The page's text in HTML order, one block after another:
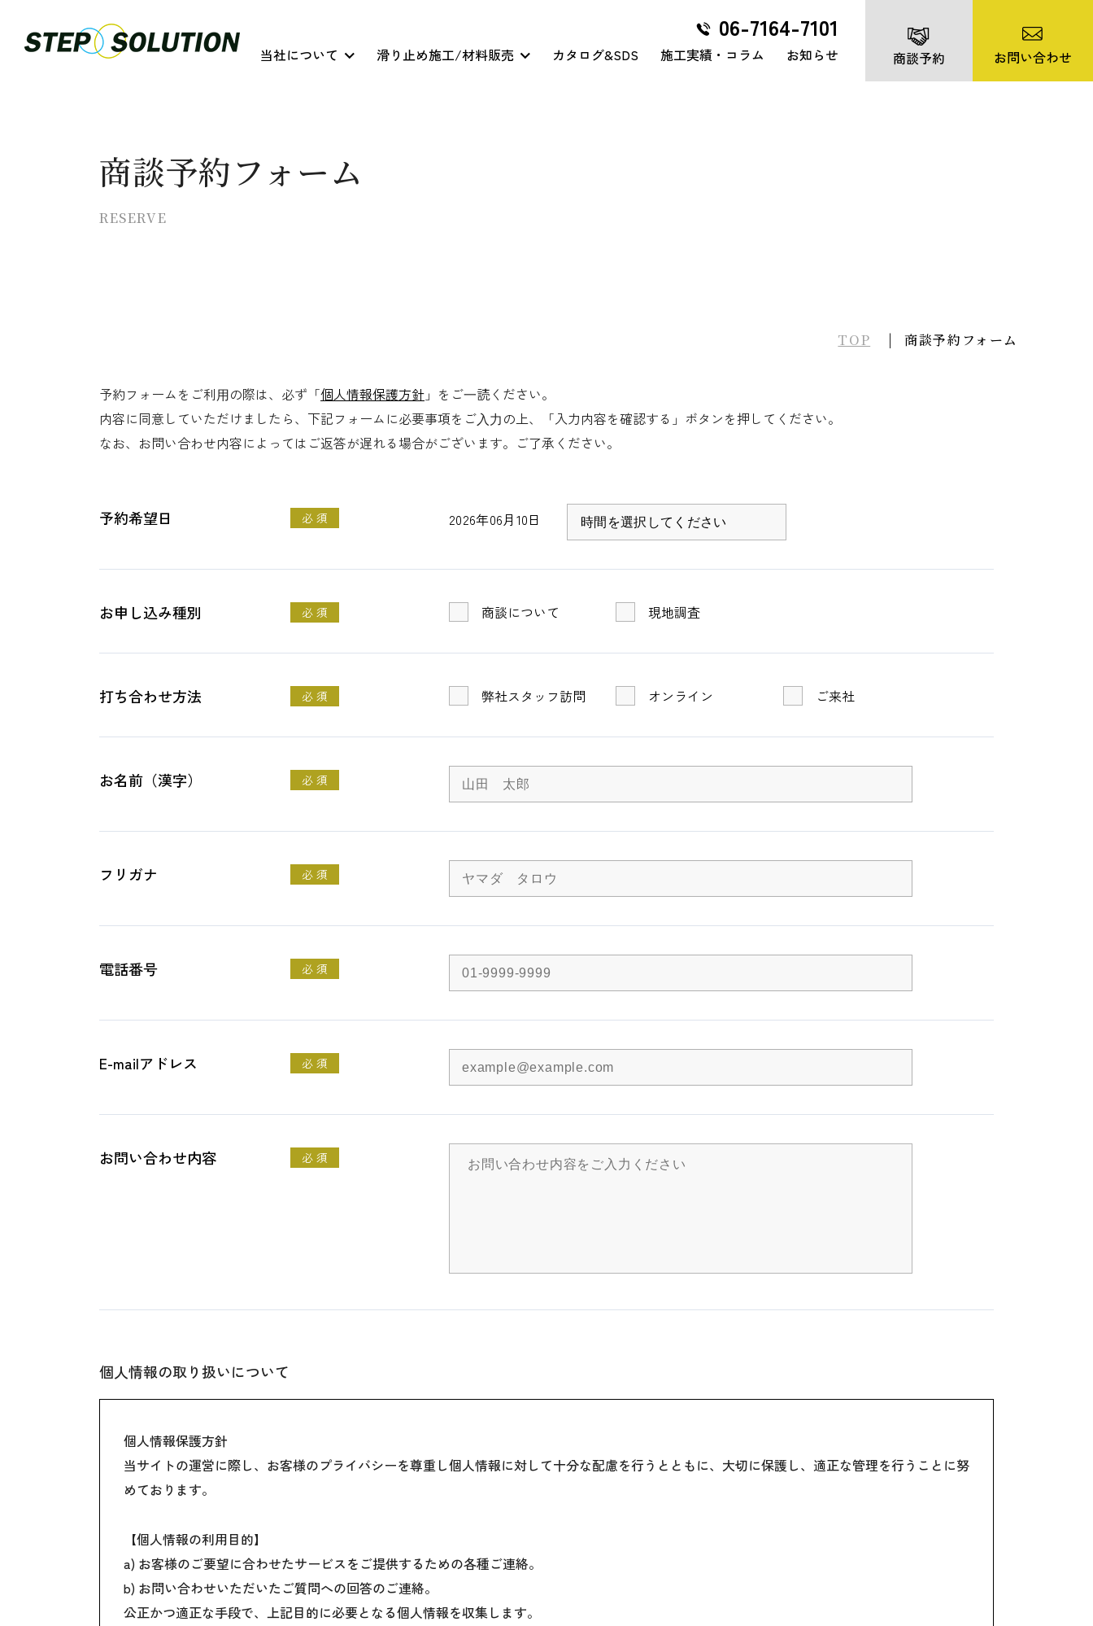
06-7164-7101
当社について 滑り止め施工/材料販売 カタログ&SDS 施工実績・コラム お知らせ 商談予約 お問い合わせ
商談予約フォーム
RESERVE
TOP 商談予約フォーム
予約フォームをご利⽤の際は、必ず「個人情報保護方針 」をご⼀読ください。
内容に同意していただけましたら、下記フォームに必要事項をご⼊⼒の上、「入力内容を確認する」ボタンを押してください。
なお、お問い合わせ内容によってはご返答が遅れる場合がございます。ご了承ください。
予約希望日 必 須 2026年06月10日
お申し込み種別 必 須 商談について 現地調査
打ち合わせ方法 必 須 弊社スタッフ訪問 オンライン ご来社
お名前（漢字） 必 須
フリガナ 必 須
電話番号 必 須
E-mailアドレス 必 須
お問い合わせ内容 必 須
個人情報の取り扱いについて
個人情報保護方針
当サイトの運営に際し、お客様のプライバシーを尊重し個人情報に対して十分な配慮を行うとともに、大切に保護し、適正な管理を行うことに努
めております。
【個人情報の利用目的】
a) お客様のご要望に合わせたサービスをご提供するための各種ご連絡。
b) お問い合わせいただいたご質問への回答のご連絡。
公正かつ適正な手段で、上記目的に必要となる個人情報を収集します。